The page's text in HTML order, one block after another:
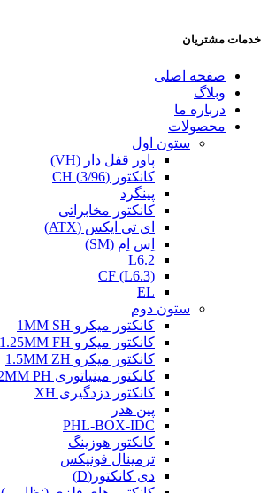
خدمات مشتریان
صفحه اصلی
وبلاگ
درباره ما
محصولات
ستون اول
پاور قفل دار (VH)
کانکتور (3/96) CH
پینگرد
کانکتور مخابراتی
ای تی ایکس (ATX)
اِس اِم (SM)
L6.2
CF (L6.3)
EL
ستون دوم
کانکتور میکرو 1MM SH
کانکتور میکرو 1.25MM FH
کانکتور میکرو 1.5MM ZH
کانکتور مینیاتوری 2MM PH
کانکتور دزدگیری XH
پین هدر
PHL-BOX-IDC
کانکتور هوزینگ
ترمینال فونیکس
دی کانکتور(D)